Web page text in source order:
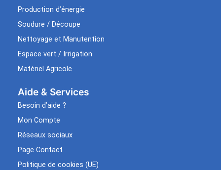
Production d’énergie
Soudure / Découpe
Nettoyage et Manutention
Espace vert / Irrigation
Matériel Agricole
Aide & Services​
Besoin d’aide ?
Mon Compte
Réseaux sociaux
Page Contact
Politique de cookies (UE)